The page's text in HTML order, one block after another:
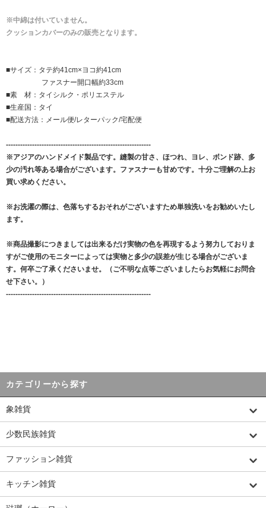
※中綿は付いていません。
クッションカバーのみの販売となります。
■サイズ：タテ約41cm×ヨコ約41cm
ファスナー開口幅約33cm
■素 材：タイシルク・ポリエステル
■生産国：タイ
■配送方法：メール便/レターパック/宅配便
-------------------------------------------------------------
※アジアのハンドメイド製品です。縫製の甘さ、ほつれ、ヨレ、ボンド跡、多
少の汚れ等ある場合がございます。ファスナーも甘めです。十分ご理解の上お
買い求めください。
※お洗濯の際は、色落ちするおそれがございますため単独洗いをお勧めいたし
ます。
※商品撮影につきましては出来るだけ実物の色を再現するよう努力しておりま
すがご使用のモニターによっては実物と多少の誤差が生じる場合がございま
す。何卒ご了承くださいませ。（ご不明な点等ございましたらお気軽にお問合
せ下さい。）
-------------------------------------------------------------
カテゴリーから探す
象雑貨
少数民族雑貨
ファッション雑貨
キッチン雑貨